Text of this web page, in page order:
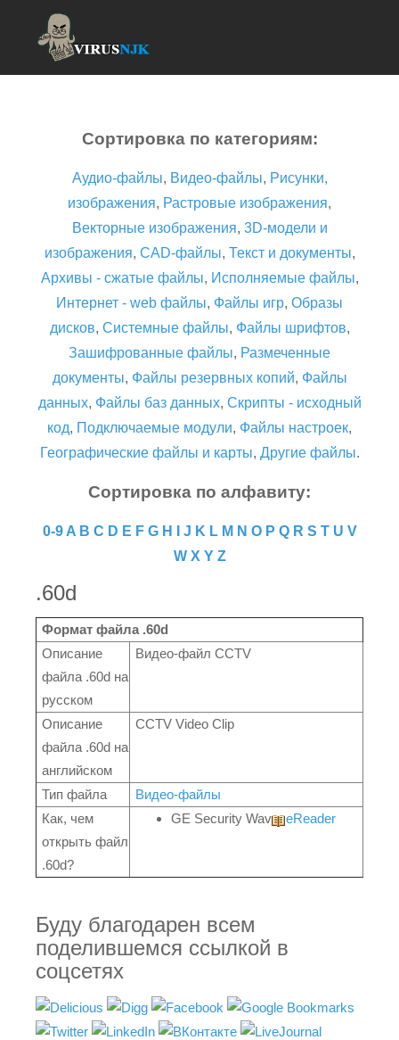
Сортировка по категориям:
Аудио-файлы, Видео-файлы, Рисунки,
изображения, Растровые изображения,
Векторные изображения, 3D-модели и
изображения, CAD-файлы, Текст и документы,
Архивы - сжатые файлы, Исполняемые файлы,
Интернет - web файлы, Файлы игр, Образы
дисков, Системные файлы, Файлы шрифтов,
Зашифрованные файлы, Размеченные
документы, Файлы резервных копий, Файлы
данных, Файлы баз данных, Скрипты - исходный
код, Подключаемые модули, Файлы настроек,
Географические файлы и карты, Другие файлы.
Сортировка по алфавиту:
0-9 A B C D E F G H J K L M N O P Q R S T U V
W X Y Z
.60d
Формат файла .60d
Описание
файла .60d на
русском
Видео-файл CCTV
Описание
файла .60d на
английском
CCTV Video Clip
Тип файла
Видео-файлы
Как, чем
открыть файл
.60d?
GE Security Wav eReader
Буду благодарен всем
поделившемся ссылкой в
соцсетях